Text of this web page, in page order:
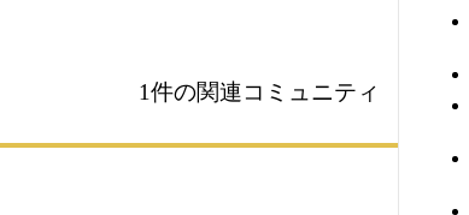
1件の関連コミュニティ